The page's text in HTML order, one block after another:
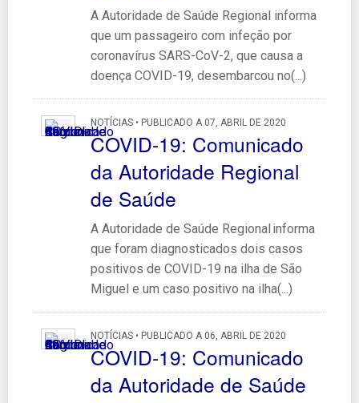
A Autoridade de Saúde Regional informa
que um passageiro com infeção por
coronavírus SARS-CoV-2, que causa a
doença COVID-19, desembarcou no(...)
NOTÍCIAS • PUBLICADO A 07, ABRIL DE 2020
COVID-19: Comunicado
da Autoridade Regional
de Saúde
A Autoridade de Saúde Regional informa
que foram diagnosticados dois casos
positivos de COVID-19 na ilha de São
Miguel e um caso positivo na ilha(...)
NOTÍCIAS • PUBLICADO A 06, ABRIL DE 2020
COVID-19: Comunicado
da Autoridade de Saúde